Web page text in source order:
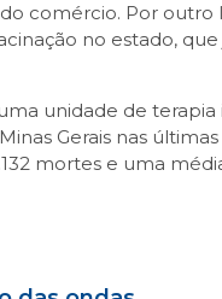
comércio. Por
no estado,
unidade de terapia
Gerais nas
mortes e uma